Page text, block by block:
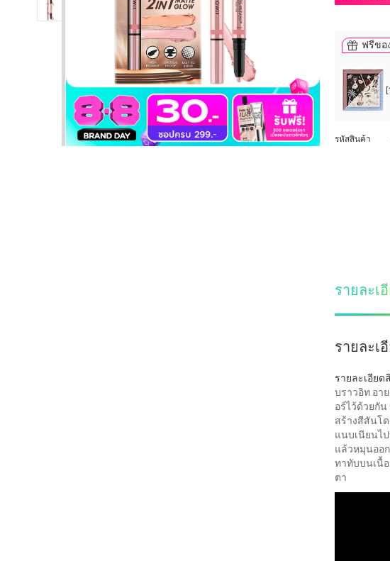
ฟรีขอ
รหัสสินค้า
รายละเ
รายละเ
รายละเอียด
บราวอิท อา
อร์ไว้ด้วยกั
สร้างสีสันโ
แนบเนียนไ
แล้วหมุนออ
ทาทับบนเนื้
ตา